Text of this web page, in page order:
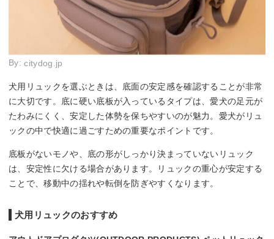
By:citydog.jp
犬用リュックを選ぶときは、底面の安定感を確認することが非常
に大切です。底に硬い底板が入っているタイプは、愛犬の足元が
たわみにくく、安定した体勢を保ちやすいのが魅力。愛犬がリュ
ックの中で快適に過ごすための重要なポイントです。
底板がないモノや、底の形がしっかり決まっていないリュック
は、安定性に欠ける場合があります。リュックの重心が安定する
ことで、移動中の揺れや転倒を防ぎやすくなります。
犬用リュックのおすすめ